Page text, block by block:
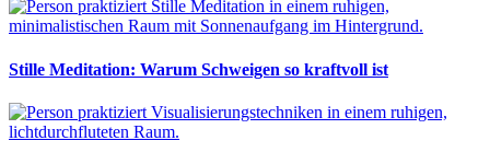
Stille Meditation: Warum Schweigen so kraftvoll ist